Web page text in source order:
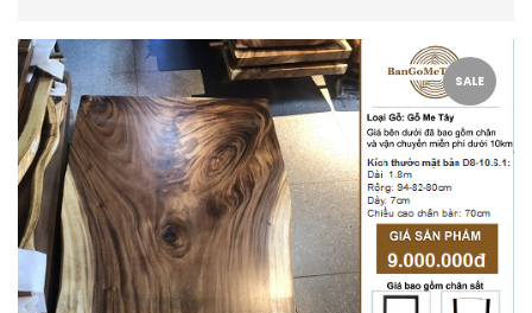
SALE